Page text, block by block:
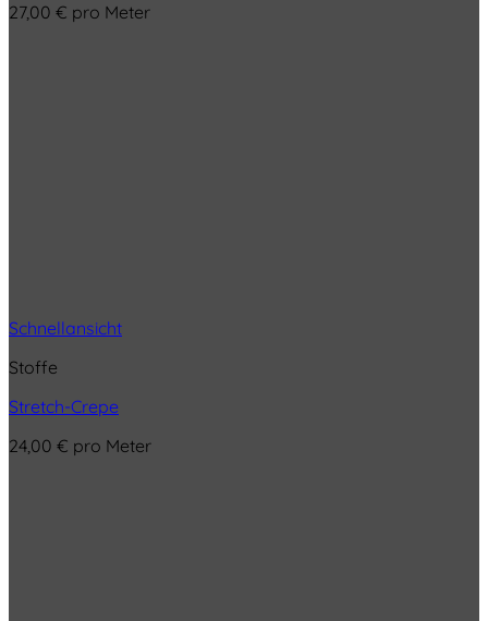
27,00 € pro Meter
Schnellansicht
Stoffe
Stretch-Crepe
24,00 € pro Meter